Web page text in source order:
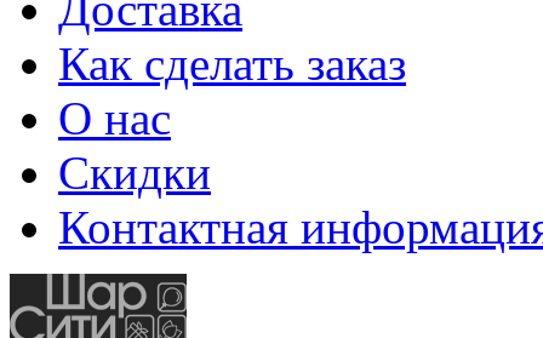
Как сделать заказ
О нас
Скидки
Контактная